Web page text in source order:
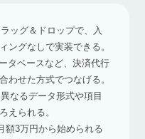
ッグ＆ドロップで、入
ングなしで実装できる。
タベースなど、決済代行
わせた方式でつなげる。
なるデータ形式や項目
えられる。
額3万円から始められる